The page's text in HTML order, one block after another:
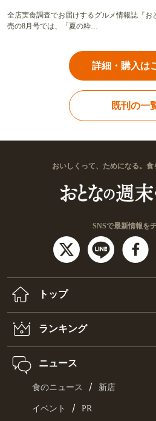
全店実食調査でお届けするグルメ情報誌『お
売の8月号では、「夏の粋…
詳細・購入は
既刊の一
おいしくって、ためになる。
SNSで最新情報を
トップ
ランキング
ニュース
食のニュース / 新店
イベント / PR